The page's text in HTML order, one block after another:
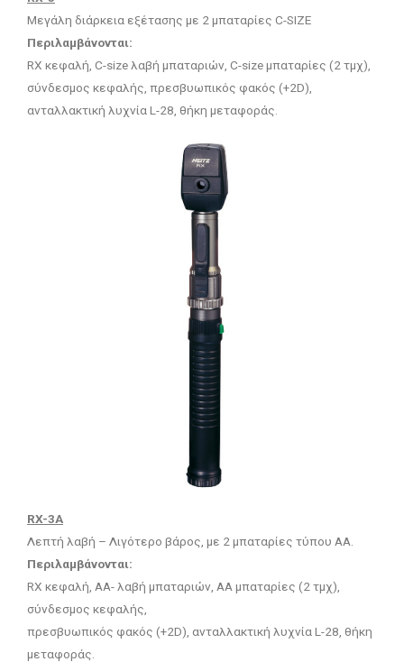
Μεγάλη διάρκεια εξέτασης με 2 μπαταρίες C-SIZE
Περιλαμβάνονται:
RX κεφαλή, C-size λαβή μπαταριών, C-size μπαταρίες (2 τμχ),
σύνδεσμος κεφαλής, πρεσβυωπικός φακός (+2D),
ανταλλακτική λυχνία L-28, θήκη μεταφοράς.
RX-3A
Λεπτή λαβή – Λιγότερο βάρος, με 2 μπαταρίες τύπου ΑΑ.
Περιλαμβάνονται:
RX κεφαλή, ΑΑ- λαβή μπαταριών, ΑΑ μπαταρίες (2 τμχ),
σύνδεσμος κεφαλής,
πρεσβυωπικός φακός (+2D), ανταλλακτική λυχνία L-28, θήκη
μεταφοράς.